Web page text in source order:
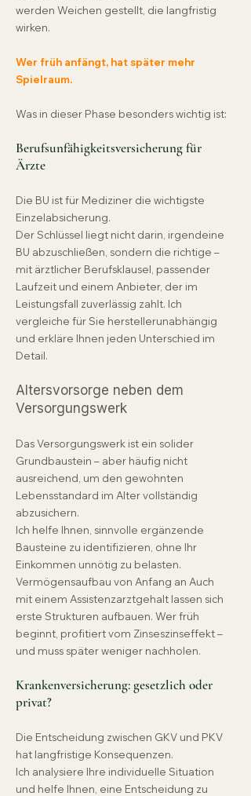
werden Weichen gestellt, die langfristig
wirken.
Wer früh anfängt, hat später mehr
Spielraum.
Was in dieser Phase besonders wichtig ist:
Berufsunfähigkeitsversicherung für
Ärzte
Die BU ist für Mediziner die wichtigste
Einzelabsicherung.
Der Schlüssel liegt nicht darin, irgendeine
BU abzuschließen, sondern die richtige –
mit ärztlicher Berufsklausel, passender
Laufzeit und einem Anbieter, der im
Leistungsfall zuverlässig zahlt. Ich
vergleiche für Sie herstellerunabhängig
und erkläre Ihnen jeden Unterschied im
Detail.
Altersvorsorge neben dem
Versorgungswerk
Das Versorgungswerk ist ein solider
Grundbaustein – aber häufig nicht
ausreichend, um den gewohnten
Lebensstandard im Alter vollständig
abzusichern.
Ich helfe Ihnen, sinnvolle ergänzende
Bausteine zu identifizieren, ohne Ihr
Einkommen unnötig zu belasten.
Vermögensaufbau von Anfang an Auch
mit einem Assistenzarztgehalt lassen sich
erste Strukturen aufbauen. Wer früh
beginnt, profitiert vom Zinseszinseffekt –
und muss später weniger nachholen.
Krankenversicherung: gesetzlich oder
privat?
Die Entscheidung zwischen GKV und PKV
hat langfristige Konsequenzen.
Ich analysiere Ihre individuelle Situation
und helfe Ihnen, eine Entscheidung zu